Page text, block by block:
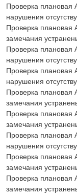
Проверка
нарушения
Проверка плановая
замечания
Проверка плановая
нарушения
Проверка плановая
нарушения
Проверка плановая
замечания
Проверка плановая
замечания
Проверка
нарушения
Проверка плановая
замечания
Проверка плановая
замечания